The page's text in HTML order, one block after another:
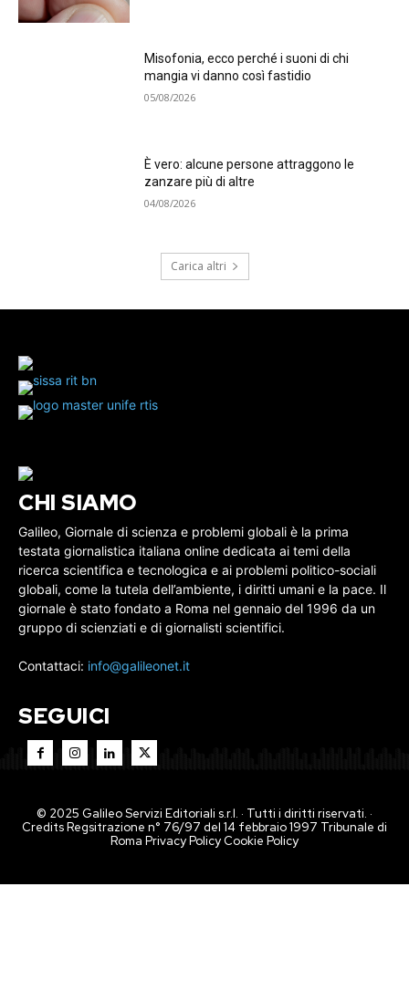
Misofonia, ecco perché i suoni di chi
mangia vi danno così fastidio
05/08/2026
È vero: alcune persone attraggono le
zanzare più di altre
04/08/2026
Carica altri
CHI SIAMO
Galileo, Giornale di scienza e problemi globali è la prima
testata giornalistica italiana online dedicata ai temi della
ricerca scientifica e tecnologica e ai problemi politico-sociali
globali, come la tutela dell’ambiente, i diritti umani e la pace. Il
giornale è stato fondato a Roma nel gennaio del 1996 da un
gruppo di scienziati e di giornalisti scientifici.
Contattaci: info@galileonet.it
SEGUICI
© 2025 Galileo Servizi Editoriali s.r.l. · Tutti i diritti riservati. ·
Credits Regsitrazione n° 76/97 del 14 febbraio 1997 Tribunale di
Roma Privacy PolicyCookie Policy